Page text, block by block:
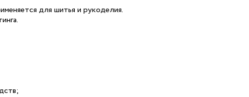
для шитья и рукоделия.